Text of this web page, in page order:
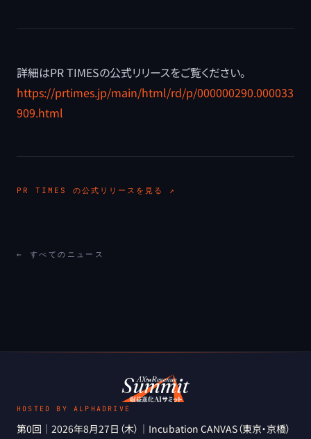
詳細はPR TIMESの公式リリースをご覧ください。
https://prtimes.jp/main/html/rd/p/000000290.000033
909.html
PR TIMES の公式リリースを見る ↗
← すべてのニュース
HOSTED BY ALPHADRIVE
第0回 ｜ 2026年8月27日（木） ｜ Incubation CANVAS（東京・京橋）